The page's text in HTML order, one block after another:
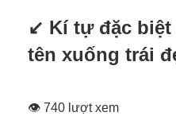
↙ Kí tự đặc biệt
tên xuống trái
👁 740 lượt xem